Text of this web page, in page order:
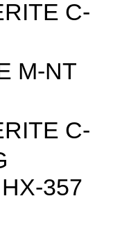
C-
M-NT
C-
357